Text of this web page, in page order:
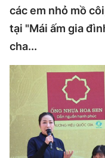
các em nhỏ mồ
tại "Mái ấm gia
cha...